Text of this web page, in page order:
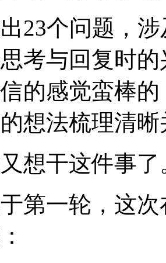
23个问题，
考与回复时
的感觉蛮棒
想法梳理清
想干这件事
第一轮，这